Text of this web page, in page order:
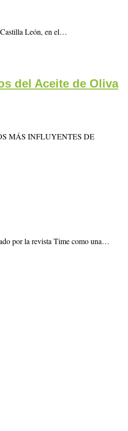
León, en el…
del Aceite de Oliva
MÁS INFLUYENTES DE
por la revista Time como una…